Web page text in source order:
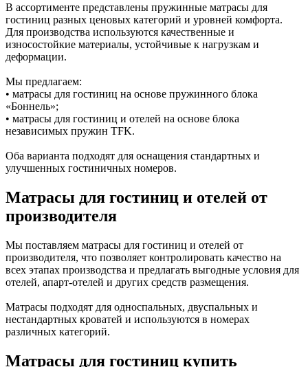
В ассортименте представлены пружинные матрасы для
гостиниц разных ценовых категорий и уровней комфорта.
Для производства используются качественные и
износостойкие материалы, устойчивые к нагрузкам и
деформации.
Мы предлагаем:
• матрасы для гостиниц на основе пружинного блока
«Боннель»;
• матрасы для гостиниц и отелей на основе блока
независимых пружин TFK.
Оба варианта подходят для оснащения стандартных и
улучшенных гостиничных номеров.
Матрасы для гостиниц и отелей от
производителя
Мы поставляем матрасы для гостиниц и отелей от
производителя, что позволяет контролировать качество на
всех этапах производства и предлагать выгодные условия для
отелей, апарт-отелей и других средств размещения.
Матрасы подходят для односпальных, двуспальных и
нестандартных кроватей и используются в номерах
различных категорий.
Матрасы для гостиниц купить